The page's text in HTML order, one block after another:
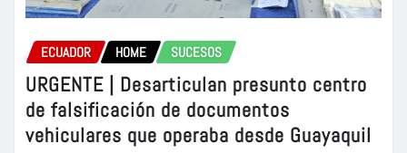
ECUADOR HOME SUCESOS
URGENTE | Desarticulan presunto centro
de falsificación de documentos
vehiculares que operaba desde Guayaquil